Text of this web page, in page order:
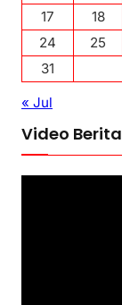
17
18
24
25
31
« Jul
Video Berita